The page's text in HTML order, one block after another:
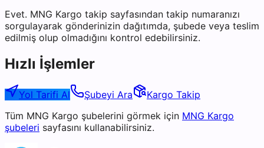
Evet. MNG Kargo takip sayfasından takip numaranızı
sorgulayarak gönderinizin dağıtımda, şubede veya teslim
edilmiş olup olmadığını kontrol edebilirsiniz.
Hızlı İşlemler
Yol Tarifi Al Şubeyi Ara
Kargo Takip
Tüm MNG Kargo şubelerini görmek için MNG Kargo
şubeleri sayfasını kullanabilirsiniz.